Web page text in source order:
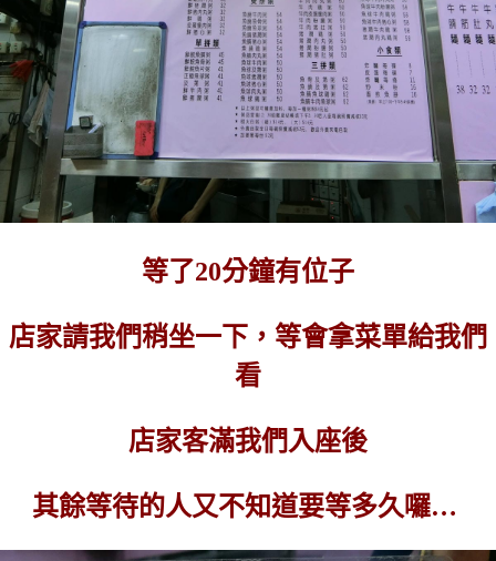
等了20分鐘有位子
店家請我們稍坐一下，等會拿菜單給我們
看
店家客滿我們入座後
其餘等待的人又不知道要等多久囉…